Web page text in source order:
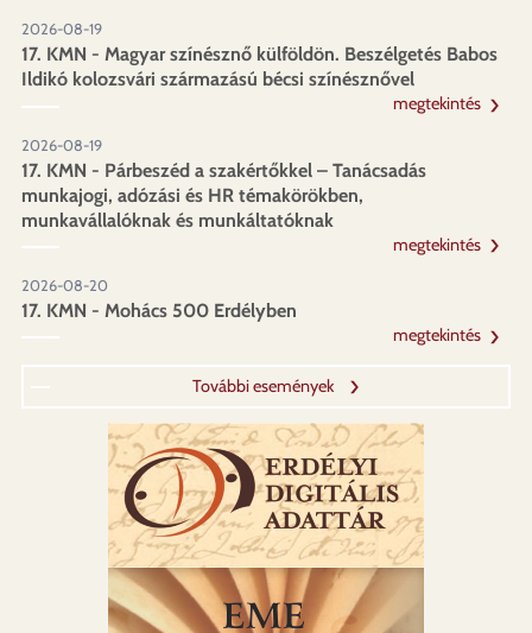
2026-08-19
17. KMN - Magyar színésznő külföldön. Beszélgetés Babos
Ildikó kolozsvári származású bécsi színésznővel
megtekintés
2026-08-19
17. KMN - Párbeszéd a szakértőkkel – Tanácsadás
munkajogi, adózási és HR témakörökben,
munkavállalóknak és munkáltatóknak
megtekintés
2026-08-20
17. KMN - Mohács 500 Erdélyben
megtekintés
További események